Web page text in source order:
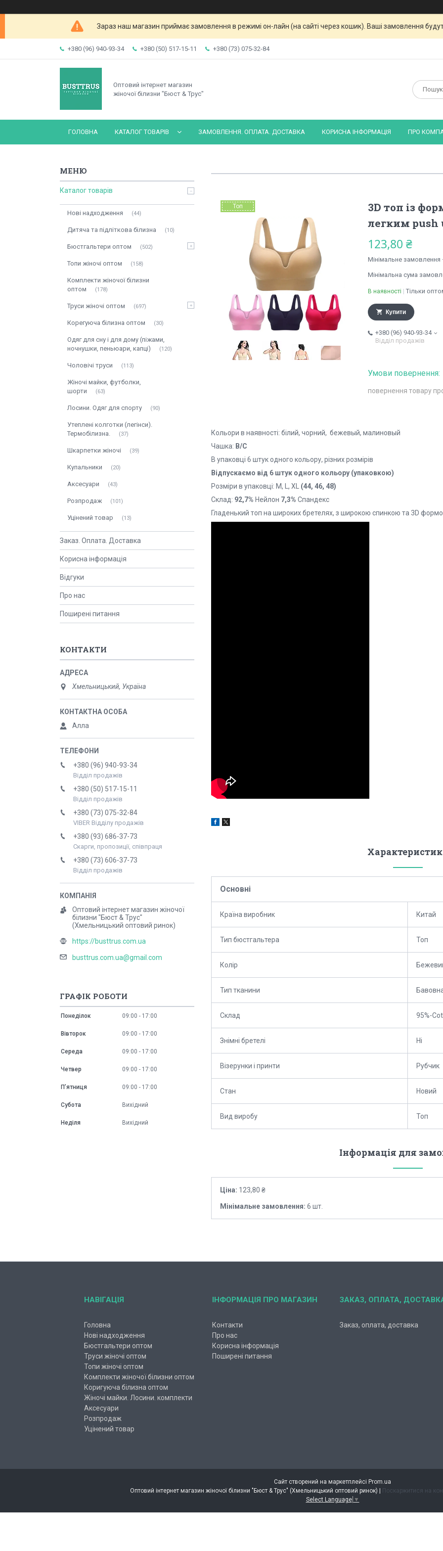
Зараз наш магазин приймає замовлення в режимі он-лайн (на сайті через кошик). Ваші замовлення
+380 (96) 940-93-34 +380 (50) 517-15-11 +380 (73) 075-32-84
Оптовий інтернет магазин
жіночої білизни "Бюст & Трус"
ГОЛОВНА КАТАЛОГ ТОВАРІВ ЗАМОВЛЕННЯ. ОПЛАТА. ДОСТАВКА КОРИСНА ІНФОРМАЦІЯ ПРО
Топ
3D топ із
легким push
123,80 ₴
Мінімальне
Мінімальна сума
В наявності Тільки
Купити
+380 (96) 940-93-34
Відділ продажів
повернення товару
Кольори в наявності: білий, чорний, бежевый, малиновый
Чашка: В/С
В упаковці 6 штук одного кольору, різних розмірів
Відпускаємо від 6 штук одного кольору (упаковкою)
Розміри в упаковці: M, L, XL (44, 46, 48)
Склад: 92,7% Нейлон 7,3% Спандекс
Гладенький топ на широких бретелях, з широкою спинкою та 3D
Основні
Країна виробник Китай
Тип бюстгальтера Топ
Колір
Тип тканини
Склад 95%-
Знімні бретелі Ні
Візерунки і принти Рубчик
Стан Новий
Вид виробу Топ
Інформація для
Ціна: 123,80 ₴
Мінімальне замовлення: 6 шт.
Каталог товарів
Нові надходження 44
Дитяча та підліткова білизна 10
Бюстгальтери оптом 502
Топи жіночі оптом 158
Комплекти жіночої білизни
оптом
178
Труси жіночі оптом 697
Корегуюча білизна оптом 30
Одяг для сну і для дому (піжами,
ночнушки, пеньюари, капці)
120
Чоловічі труси 113
Жіночі майки, футболки,
шорти
63
Лосини. Одяг для спорту 90
Утеплені колготки (легінси).
Термобілизна.
37
Шкарпетки жіночі 39
Купальники 20
Аксесуари 43
Розпродаж 101
Уцінений товар 13
Заказ. Оплата. Доставка
Корисна інформація
Відгуки
Про нас
Поширені питання
КОНТАКТИ
Хмельницький, Україна
Алла
+380 (96) 940-93-34
Відділ продажів
+380 (50) 517-15-11
Відділ продажів
+380 (73) 075-32-84
VIBER Відділу продажів
+380 (93) 686-37-73
Скарги, пропозиції, співпраця
+380 (73) 606-37-73
Відділ продажів
Оптовий інтернет магазин жіночої
білизни "Бюст & Трус"
(Хмельницький оптовий ринок)
https://busttrus.com.ua
busttrus.com.ua@gmail.com
ГРАФІК РОБОТИ
Понеділок 09:00 17:00
Вівторок 09:00 17:00
Середа 09:00 17:00
Четвер 09:00 17:00
Пʼятниця 09:00 17:00
Субота Вихідний
Неділя Вихідний
НАВІГАЦІЯ
Головна
Нові надходження
Бюстгальтери оптом
Труси жіночі оптом
Топи жіночі оптом
Комплекти жіночої білизни оптом
Коригуюча білизна оптом
Жіночі майки. Лосини. комплекти
Аксесуари
Розпродаж
Уцінений товар
ІНФОРМАЦІЯ ПРО МАГАЗИН
Контакти
Про нас
Корисна інформація
Поширені питання
ЗАКАЗ, ОПЛАТА,
Заказ, оплата, доставка
Сайт створений на маркетплейсі Prom.ua
Оптовий інтернет магазин жіночої білизни "Бюст & Трус" (Хмельницький оптовий ринок) | Поскаржитися на
Select Language ▼